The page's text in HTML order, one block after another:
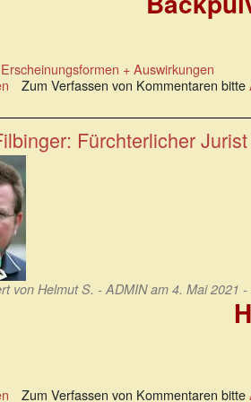
+ Auswirkungen
über
Oetker:
Backpulver,
Pudding,
Waffen-
SS
und
Zwangsarbeit
Zum Verfassen von Kommentaren bitte
Fürchterlicher Jurist
vonHelmut S. - ADMINam 4. Mai 2021 -
über
Zum Verfassen von Kommentaren bitte